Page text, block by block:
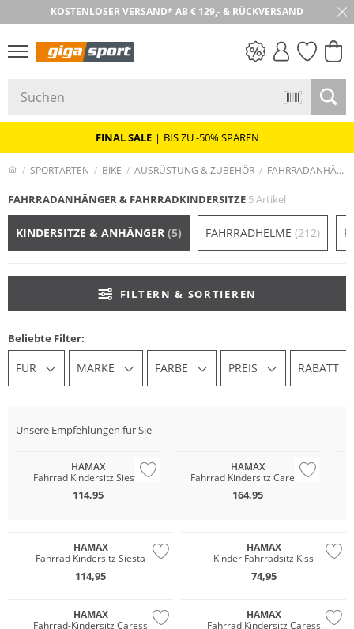
KOSTENLOSER VERSAND* AB € 129,- & RÜCKVERSAND
30 TAGE RÜCKGABE
FINAL SALE | BIS ZU -50% SPAREN
SPORTARTEN BIKE AUSRÜSTUNG & ZUBEHÖR FAHRRADANHÄNGER & FAHRRADKINDERSITZE
FAHRRADANHÄNGER & FAHRRADKINDERSITZE 5 Artikel
KINDERSITZE & ANHÄNGER (5) FAHRRADHELME (212)
FILTERN & SORTIEREN
Beliebte Filter:
FÜR MARKE FARBE PREIS RABATT
Unsere Empfehlungen für Sie
HAMAX
Fahrrad Kindersitz Siesta
114,95
HAMAX
Fahrrad Kindersitz Caress
164,95
HAMAX
Fahrrad Kindersitz Siesta
114,95
HAMAX
Kinder Fahrradsitz Kiss
74,95
HAMAX
Fahrrad-Kindersitz Caress
HAMAX
Fahrrad Kindersitz Caress